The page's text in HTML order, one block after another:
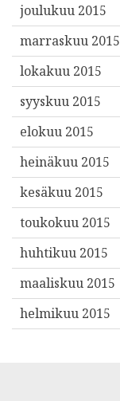
joulukuu 2015
marraskuu 2015
lokakuu 2015
syyskuu 2015
elokuu 2015
heinäkuu 2015
kesäkuu 2015
toukokuu 2015
huhtikuu 2015
maaliskuu 2015
helmikuu 2015